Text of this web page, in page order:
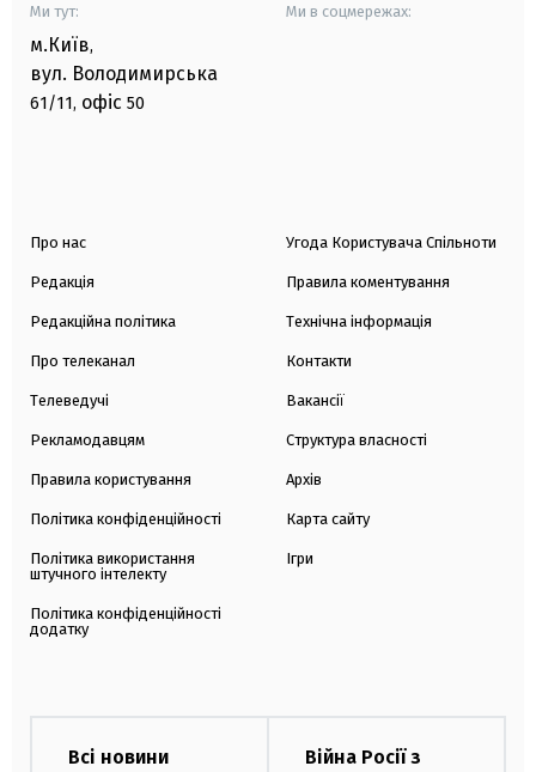
Ми тут:
м.Київ,
вул. Володимирська
61/11, офіс 50
Ми в соцмережах:
Про нас
Редакція
Редакційна політика
Про телеканал
Телеведучі
Рекламодавцям
Правила користування
Політика конфіденційності
Політика використання
штучного інтелекту
Політика конфіденційності
додатку
Угода Користувача Спільноти
Правила коментування
Технічна інформація
Контакти
Вакансії
Структура власності
Архів
Карта сайту
Ігри
Всі новини
Війна Росії з